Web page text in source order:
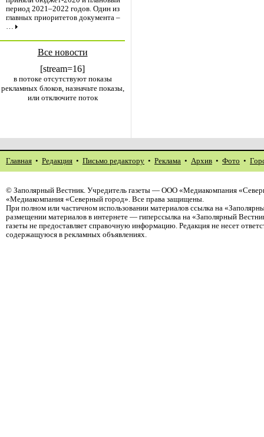
период 2021–2022 годов. Один из
главных приоритетов документа –
…
Все новости
[stream=16]
в потоке отсутствуют показы
рекламных блоков, назначьте показы,
или отключите поток
Главная • Редакция • Письмо редактору • Реклама • Архив • Фото •
© Заполярный Вестник. Учредитель газеты — ООО «Медиакомпания
«Медиакомпания «Северный город». Все права защищены.
При полном или частичном использовании материалов ссылка на
размещении материалов в интернете — гиперссылка на «Заполярный
газеты не предоставляет справочную информацию. Редакция не несет
содержащуюся в рекламных объявлениях.